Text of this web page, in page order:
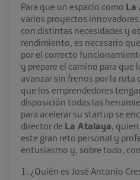
Para que un espacio como La
varios proyectos
con distintas necesidades y
rendimiento, es necesario
por el correcto
y prepare el camino para que
avanzar sin frenos por la ruta
que los emprendedores
disposición todas las
para acelerar su startup se
director de La Atalaya,
este gran reto personal y
entusiasmo y, sobre todo,
1. ¿Quién es José Antonio